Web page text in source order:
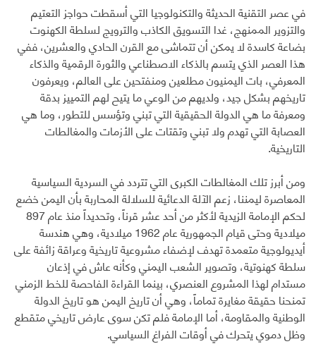
في عصر التقنية الحديثة والتكنولوجيا التي أسقطت حواجز التعتيم
والتزوير الممنهج، غدا التسويق الكاذب والترويج لسلطة الكهنوت
بضاعة كاسدة لا يمكن أن تتماشى مع القرن الحادي والعشرين، ففي
هذا العصر الذي يتسم بالذكاء الاصطناعي والثورة الرقمية والذكاء
المعرفي، بات اليمنيون مطلعين ومنفتحين على العالم، ويعرفون
تاريخهم بشكل جيد، ولديهم من الوعي ما يتيح لهم التمييز بدقة
ومعرفة ما هي الدولة الحقيقية التي تبني وتؤسس للتطور، وما هي
العصابة التي تهدم ولا تبني وتقتات على الأزمات والمغالطات
التاريخية.
ومن أبرز تلك المغالطات الكبرى التي تتردد في السردية السياسية
المعاصرة ليمننا، زعم الآلة الدعائية للسلالة المحاربة بأن اليمن خضع
لحكم الإمامة الزيدية لأكثر من أحد عشر قرناً، وتحديداً منذ عام 897
ميلادية وحتى قيام الجمهورية عام 1962 ميلادية، وهي هندسة
أيديولوجية متعمدة تهدف لإضفاء مشروعية تاريخية وعراقة زائفة على
سلطة كهنوتية، وتصوير الشعب اليمني وكأنه عاش في إذعان
مستدام لهذا المشروع العنصري، بينما القراءة الفاحصة للخط الزمني
تمنحنا حقيقة مغايرة تماماً، وهي أن تاريخ اليمن هو تاريخ الدولة
الوطنية والمقاومة، أما الإمامة فلم تكن سوى عارض تاريخي متقطع
وظل دموي يتحرك في أوقات الفراغ السياسي.